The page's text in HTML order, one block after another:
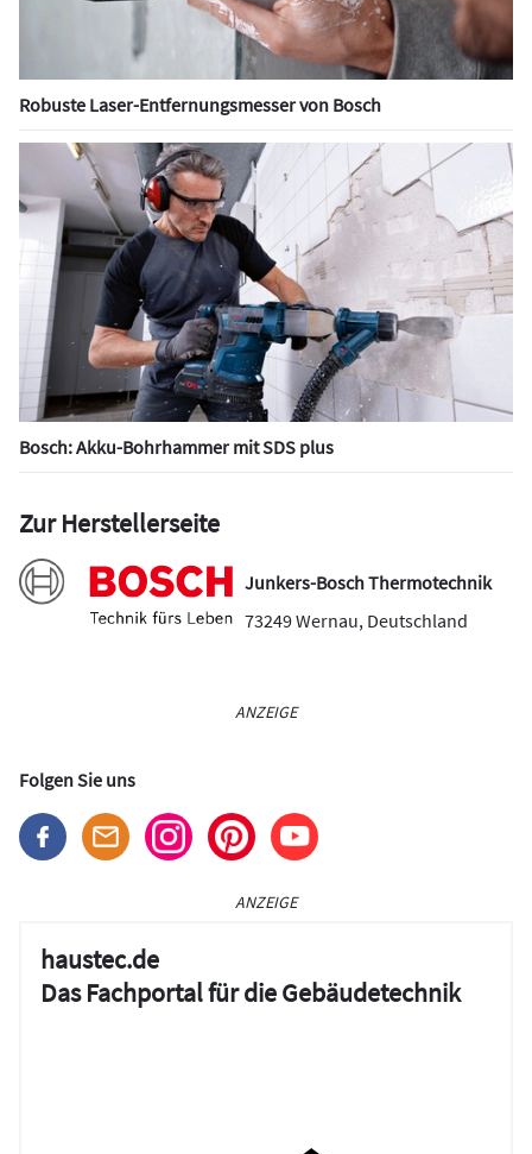
Robuste Laser-Entfernungsmesser von Bosch
Bosch: Akku-Bohrhammer mit SDS plus
Zur Herstellerseite
Junkers-Bosch Thermotechnik
73249Wernau, Deutschland
ANZEIGE
Folgen Sie uns
ANZEIGE
haustec.de
Das Fachportal für die Gebäudetechnik